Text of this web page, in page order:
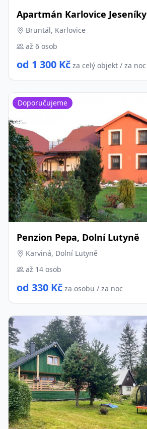
Apartmán Karlovice Jeseníky
Bruntál, Karlovice
až 6 osob
od 1 300 Kč za celý objekt / za noc
Penzion Pepa, Dolní Lutyně
Karviná, Dolní Lutyně
až 14 osob
od 330 Kč za osobu / za noc
Doporučujeme